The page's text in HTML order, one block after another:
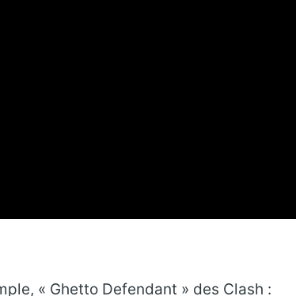
« Ghetto Defendant » des Clash :